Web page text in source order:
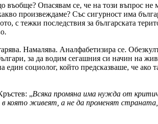
Опасявам се, че на този въпрос
произвеждаме? Със сигурност има
с тежки последствия за българската
Намалява. Аналфабетизира се.
за да водим сегашния си начин на
социолог, който предсказваше, че ако
„Всяка промяна има нужда от
живеят, а не да променят